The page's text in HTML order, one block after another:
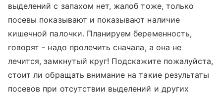
выделений с запахом нет, жалоб тоже, только
посевы показывают и показывают наличие
кишечной палочки. Планируем беременность,
говорят - надо пролечить сначала, а она не
лечится, замкнутый круг! Подскажите пожалуйста,
стоит ли обращать внимание на такие результаты
посевов при отсутствии выделений и других